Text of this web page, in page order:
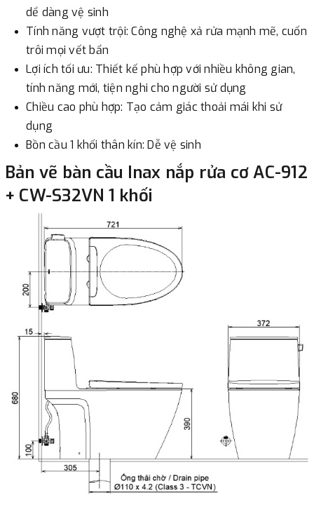
dể dàng vệ sinh
Tính năng vượt trội: Công nghệ xả rửa mạnh mẽ, cuốn
trôi mọi vết bẩn
Lợi ích tối ưu: Thiết kế phù hợp với nhiều không gian,
tính năng mới, tiện nghi cho người sử dụng
Chiều cao phù hợp: Tạo cảm giác thoải mái khi sử
dụng
Bồn cầu 1 khối thân kín: Dễ vệ sinh
Bản vẽ bàn cầu Inax nắp rửa cơ AC-912
+ CW-S32VN 1 khối